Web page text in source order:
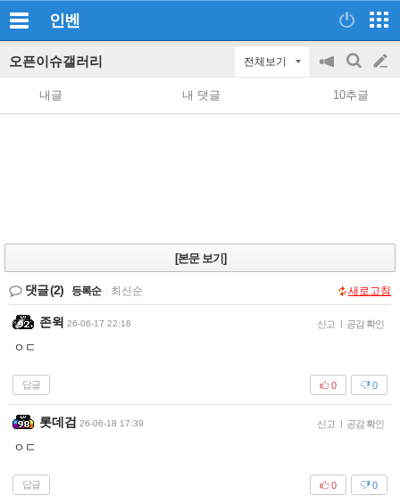
인벤
오픈이슈갤러리 전체보기
공
지
on/off
검
색
글
쓰
내글 내 댓글 10추글
[본문 보기]
댓글(2) 등록순 최신순 새로고침
존윅 26-06-17 22:18 신고 | 공감 확인
ㅇㄷ
답글 0
0
롯데검 26-06-18 17:39 신고 | 공감 확인
ㅇㄷ
답글 0
0